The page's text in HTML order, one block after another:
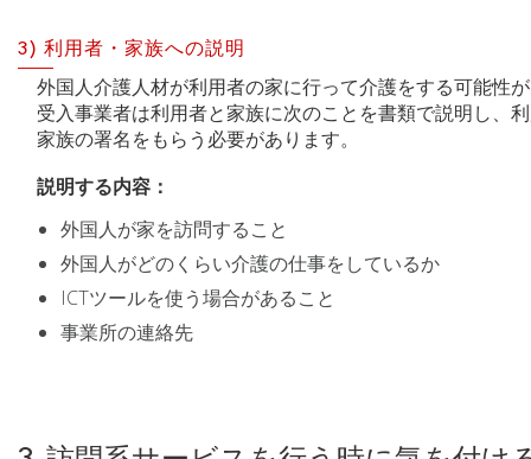
3) 利用者・家族への説明
外国人介護人材が利用者の家に行って介護をする可能性
受入事業者は利用者と家族に次のことを書類で説明し、
家族の署名をもらう必要があります。
説明する内容：
外国人が家を訪問すること
外国人がどのくらい介護の仕事をしているか
ICTツールを使う場合があること
事業所の連絡先